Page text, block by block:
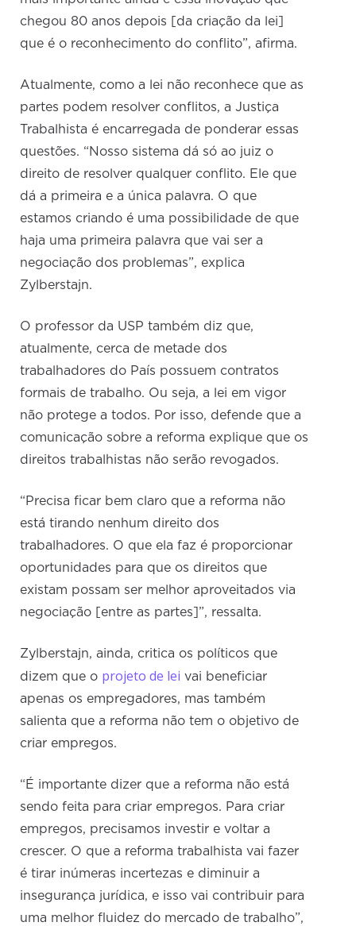
chegou 80 anos depois [da criação da lei]
que é o reconhecimento do conflito”, afirma.
Atualmente, como a lei não reconhece que as
partes podem resolver conflitos, a Justiça
Trabalhista é encarregada de ponderar essas
questões. “Nosso sistema dá só ao juiz o
direito de resolver qualquer conflito. Ele que
dá a primeira e a única palavra. O que
estamos criando é uma possibilidade de que
haja uma primeira palavra que vai ser a
negociação dos problemas”, explica
Zylberstajn.
O professor da USP também diz que,
atualmente, cerca de metade dos
trabalhadores do País possuem contratos
formais de trabalho. Ou seja, a lei em vigor
não protege a todos. Por isso, defende que a
comunicação sobre a reforma explique que os
direitos trabalhistas não serão revogados.
“Precisa ficar bem claro que a reforma não
está tirando nenhum direito dos
trabalhadores. O que ela faz é proporcionar
oportunidades para que os direitos que
existam possam ser melhor aproveitados via
negociação [entre as partes]”, ressalta.
Zylberstajn, ainda, critica os políticos que
dizem que o projeto de lei vai beneficiar
apenas os empregadores, mas também
salienta que a reforma não tem o objetivo de
criar empregos.
“É importante dizer que a reforma não está
sendo feita para criar empregos. Para criar
empregos, precisamos investir e voltar a
crescer. O que a reforma trabalhista vai fazer
é tirar inúmeras incertezas e diminuir a
insegurança jurídica, e isso vai contribuir para
uma melhor fluidez do mercado de trabalho”,